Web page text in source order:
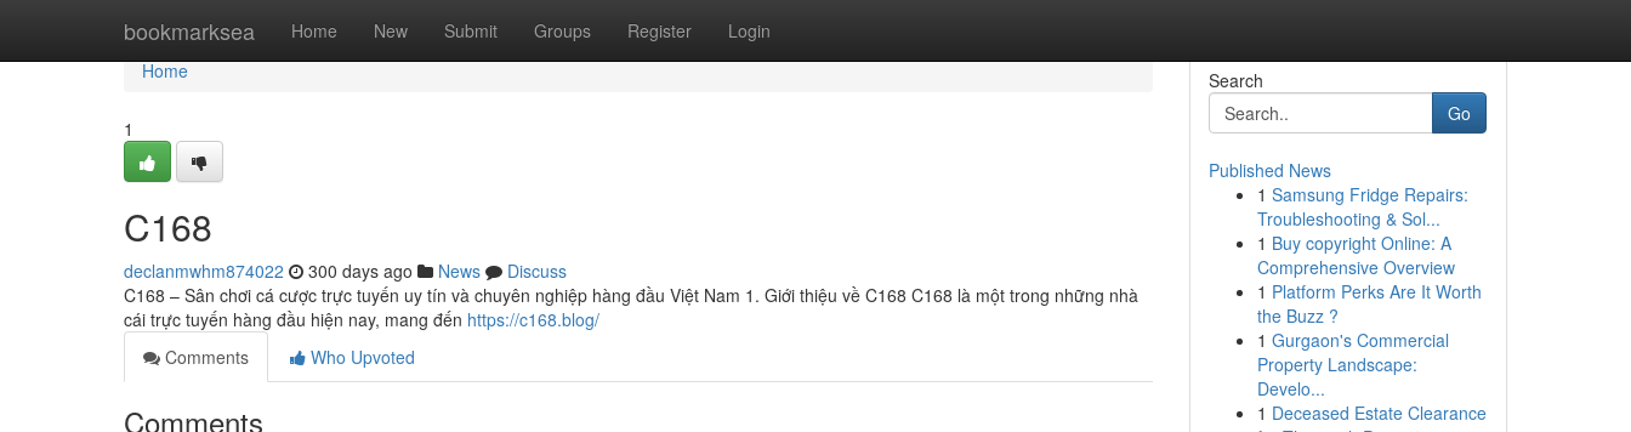
bookmarksea Home New Submit Groups Register Login
Home
Home
1
C168
declanmwhm874022 300 days ago News
Discuss
C168 – Sân chơi cá cược trực tuyến uy tín và chuyên nghiệp hàng đầu Việt Nam 1. Giới thiệu về C168 C168 là một trong những nhà
cái trực tuyến hàng đầu hiện nay, mang đến https://c168.blog/
Comments
Who Upvoted
Comments
Search
Go
Published News
1 Samsung Fridge Repairs:
Troubleshooting & Sol...
1 Buy copyright Online: A
Comprehensive Overview
1 Platform Perks Are It Worth
the Buzz ?
1 Gurgaon's Commercial
Property Landscape:
Develo...
1 Deceased Estate Clearance